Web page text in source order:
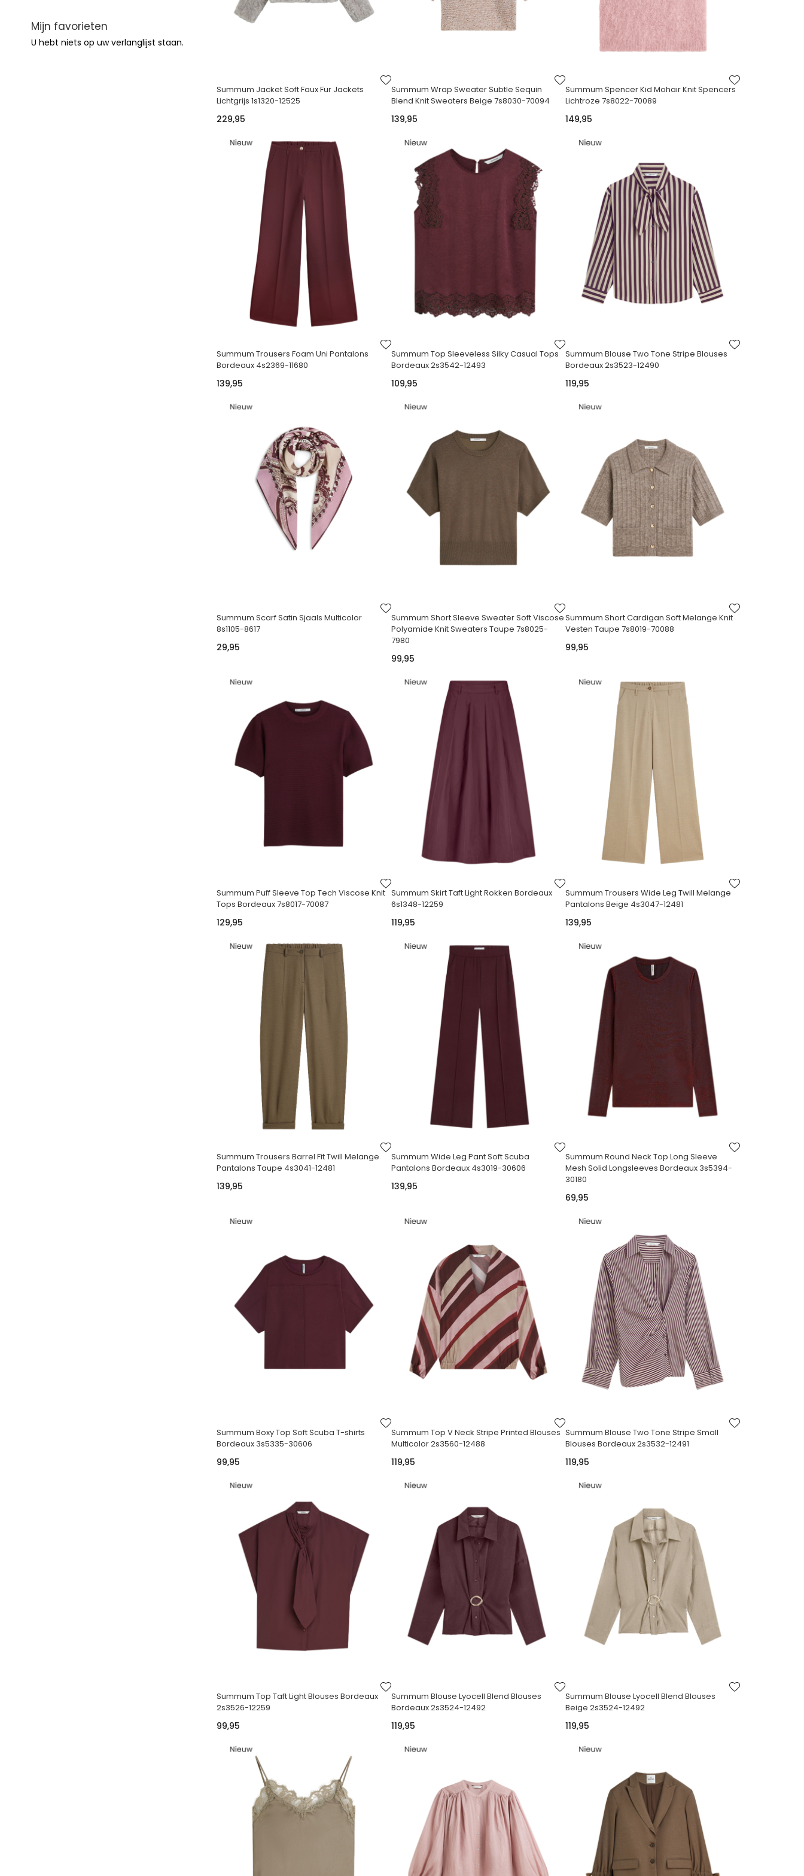
Summum Jacket Soft Faux Fur Jackets
Lichtgrijs 1s1320-12525
229,95
VOEG
TOE
AAN
VERLANGLIJST
Summum Wrap Sweater Subtle Sequin
Blend Knit Sweaters Beige 7s8030-70094
139,95
VOEG
TOE
AAN
VERLANGLIJST
Summum Spencer Kid Mohair Knit Spencers
Lichtroze 7s8022-70089
149,95
VOEG
Summum Trousers Foam Uni Pantalons
Bordeaux 4s2369-11680
139,95
VOEG
TOE
AAN
VERLANGLIJST
Summum Top Sleeveless Silky Casual Tops
Bordeaux 2s3542-12493
109,95
VOEG
TOE
AAN
VERLANGLIJST
Summum Blouse Two Tone Stripe Blouses
Bordeaux 2s3523-12490
119,95
VOEG
Summum Scarf Satin Sjaals Multicolor
8s1105-8617
29,95
VOEG
TOE
AAN
VERLANGLIJST
Summum Short Sleeve Sweater Soft Viscose
Polyamide Knit Sweaters Taupe 7s8025-
7980
99,95
VOEG
TOE
AAN
VERLANGLIJST
Summum Short Cardigan Soft Melange Knit
Vesten Taupe 7s8019-70088
99,95
VOEG
Summum Puff Sleeve Top Tech Viscose Knit
Tops Bordeaux 7s8017-70087
129,95
VOEG
TOE
AAN
VERLANGLIJST
Summum Skirt Taft Light Rokken Bordeaux
6s1348-12259
119,95
VOEG
TOE
AAN
VERLANGLIJST
Summum Trousers Wide Leg Twill Melange
Pantalons Beige 4s3047-12481
139,95
VOEG
Summum Trousers Barrel Fit Twill Melange
Pantalons Taupe 4s3041-12481
139,95
VOEG
TOE
AAN
VERLANGLIJST
Summum Wide Leg Pant Soft Scuba
Pantalons Bordeaux 4s3019-30606
139,95
VOEG
TOE
AAN
VERLANGLIJST
Summum Round Neck Top Long Sleeve
Mesh Solid Longsleeves Bordeaux 3s5394-
30180
69,95
VOEG
Summum Boxy Top Soft Scuba T-shirts
Bordeaux 3s5335-30606
99,95
VOEG
TOE
AAN
VERLANGLIJST
Summum Top V Neck Stripe Printed Blouses
Multicolor 2s3560-12488
119,95
VOEG
TOE
AAN
VERLANGLIJST
Summum Blouse Two Tone Stripe Small
Blouses Bordeaux 2s3532-12491
119,95
VOEG
Summum Top Taft Light Blouses Bordeaux
2s3526-12259
99,95
VOEG
TOE
AAN
VERLANGLIJST
Summum Blouse Lyocell Blend Blouses
Bordeaux 2s3524-12492
119,95
VOEG
TOE
AAN
VERLANGLIJST
Summum Blouse Lyocell Blend Blouses
Beige 2s3524-12492
119,95
VOEG
Mijn favorieten
U hebt niets op uw verlanglijst staan.